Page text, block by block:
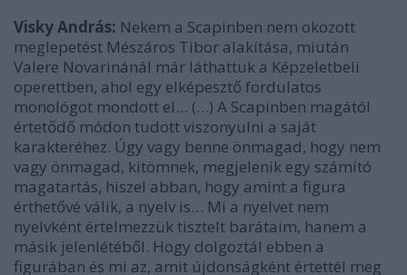
Visky András: Nekem a Scapinben nem okozott
meglepetést Mészáros Tibor alakítása, miután
Valere Novarinánál már láthattuk a Képzeletbeli
operettben, ahol egy elképesztő fordulatos
monológot mondott el… (…) A Scapinben magától
értetődő módon tudott viszonyulni a saját
karakteréhez. Úgy vagy benne önmagad, hogy nem
vagy önmagad, kitömnek, megjelenik egy számító
magatartás, hiszel abban, hogy amint a figura
érthetővé válik, a nyelv is… Mi a nyelvet nem
nyelvként értelmezzük tisztelt barátaim, hanem a
másik jelenlétéből. Hogy dolgoztál ebben a
figurában és mi az, amit újdonságként értettél meg